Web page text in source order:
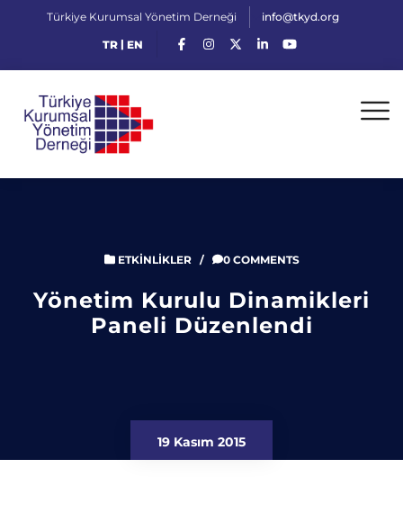
Türkiye Kurumsal Yönetim Derneği info@tkyd.org
TR| EN
ETKINLIKLER/ 0 COMMENTS
Yönetim Kurulu Dinamikleri
Paneli Düzenlendi
19 Kasım 2015